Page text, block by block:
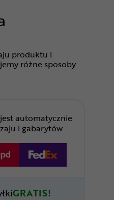
produktu i
różne sposoby
automatycznie
i gabarytów
GRATIS!